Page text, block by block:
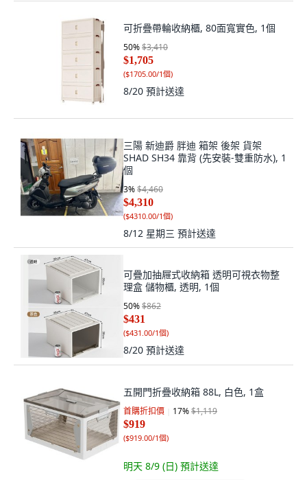
可折疊帶輪收納櫃, 80面寬實色, 1個
50%$3,410
$1,705
($1705.00/1個)
8/20 預計送達
三陽 新迪爵 胖迪 箱架 後架 貨架
SHAD SH34 靠背 (先安裝-雙重防水), 1
個
3%$4,460
$4,310
($4310.00/1個)
8/12 星期三 預計送達
可疊加抽屜式收納箱 透明可視衣物整
理盒 儲物櫃, 透明, 1個
50%$862
$431
($431.00/1個)
8/20 預計送達
五開門折疊收納箱 88L, 白色, 1盒
首購折扣價 17%$1,119
$919
($919.00/1個)
明天 8/9 (日) 預計送達